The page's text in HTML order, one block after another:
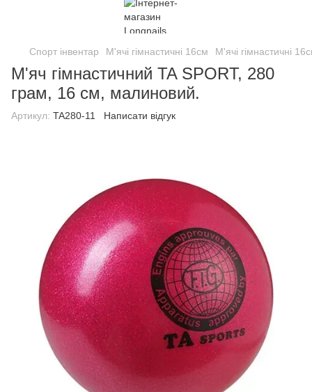
Спорт інвентар М'ячі гімнастичні 16см М'ячі гімнастичні
М'яч гімнастичний TA SPORT, 280
грам, 16 см, малиновий.
Артикул: TA280-11 Написати відгук